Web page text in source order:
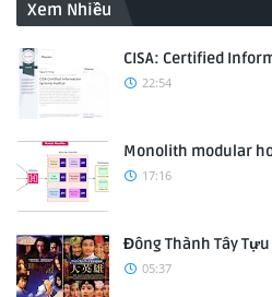
Xem Nhiều
CISA: Certified
22:54
Monolith modular
17:16
Đông Thành Tây
05:37